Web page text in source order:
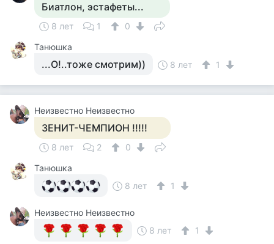
Биатлон, эстафеты...
8 лет 1
0
Танюшка
...О!..тоже смотрим)) 8 лет 1
Неизвестно Неизвестно
ЗЕНИТ-ЧЕМПИОН !!!!!
8 лет 2
0
Танюшка
8 лет
1
Неизвестно Неизвестно
8 лет
1